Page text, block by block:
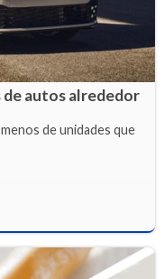
autos alrededor
de unidades que